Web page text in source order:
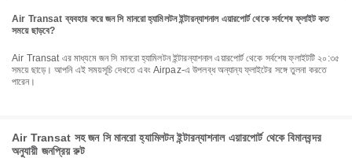
Air Transat ব্যবহার করে জন সি মানরো হ্যামিলটন ইন্টারন্যাশনাল এয়ারপোর্ট থেকে সর্বশেষ ফ্লাইট কত
সময়ে ছাড়বে?
Air Transat এর মাধ্যমে জন সি মানরো হ্যামিলটন ইন্টারন্যাশনাল এয়ারপোর্ট থেকে সর্বশেষ ফ্লাইটটি ২০:৩৫
সময়ে ছাড়ে। আপনি এই সময়সূচি দেখতে এবং Airpaz-এ উপলব্ধ অন্যান্য ফ্লাইটের সঙ্গে তুলনা করতে
পারেন।
Air Transat সহ জন সি মানরো হ্যামিলটন ইন্টারন্যাশনাল এয়ারপোর্ট থেকে বিমানবন্দর
অনুযায়ী জনপ্রিয় রুট